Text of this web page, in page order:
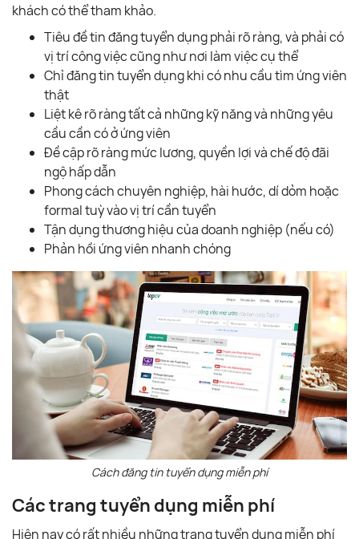
khách có thể tham khảo.
Tiêu đề tin đăng tuyển dụng phải rõ ràng, và phải có
vị trí công việc cũng như nơi làm việc cụ thể
Chỉ đăng tin tuyển dụng khi có nhu cầu tìm ứng viên
thật
Liệt kê rõ ràng tất cả những kỹ năng và những yêu
cầu cần có ở ứng viên
Đề cập rõ ràng mức lương, quyền lợi và chế độ đãi
ngộ hấp dẫn
Phong cách chuyên nghiệp, hài hước, dí dỏm hoặc
formal tuỳ vào vị trí cần tuyển
Tận dụng thương hiệu của doanh nghiệp (nếu có)
Phản hồi ứng viên nhanh chóng
Cách đăng tin tuyển dụng miễn phí
Các trang tuyển dụng miễn phí
Hiện nay có rất nhiều những trang tuyển dụng miễn phí